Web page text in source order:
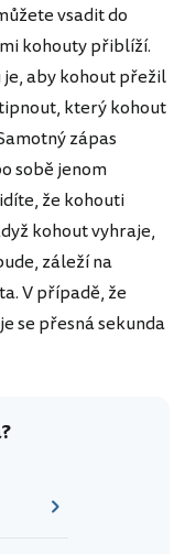
vsadit do
kohouty přiblíží.
je, aby kohout přežil
který kohout
zápas
sobě jenom
že kohouti
kohout vyhraje,
záleží na
V případě, že
se přesná sekunda